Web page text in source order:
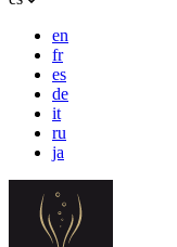
en
fr
es
de
it
ru
ja